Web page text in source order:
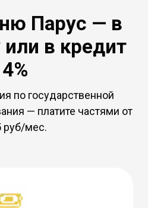
Парус — в
или в кредит
4%
по государственной
— платите частями от
руб/мес.